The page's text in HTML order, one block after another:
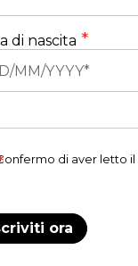
di nascita
di aver letto il
ora